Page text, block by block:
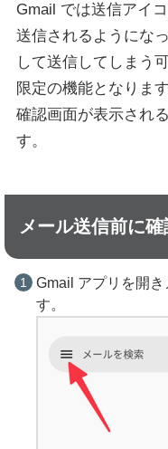
Gmail では送信アイ
送信されるようにな
して送信してしまう
限定の機能となりま
確認画面が表示され
す。
メール送信前に
Gmail アプリを開
す。